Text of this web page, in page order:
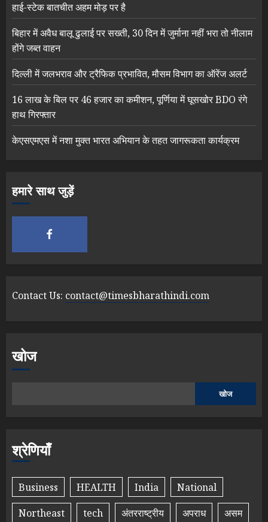
हाई-स्टेक बातचीत अहम मोड़ पर है
बिहार में अवैध बालू ढुलाई पर सख्ती, 30 दिन में जुर्माना नहीं भरा तो नीलाम
होंगे जब्त वाहन
दिल्ली में जलभराव और ट्रैफिक प्रभावित, मौसम विभाग का ऑरेंज अलर्ट
16 लाख के बिल पर 46 हजार का कमीशन, पूर्णिया में घूसखोर BDO रंगे
हाथ गिरफ्तार
केएसएमएस में नशा मुक्त भारत अभियान के तहत जागरूकता कार्यक्रम
हमारे साथ जुड़ें
Contact Us: contact@timesbharathindi.com
खोज
खोज
श्रेणियाँ
Business HEALTH India
National
Northeast
tech अंतरराष्ट्रीय अपराध असम